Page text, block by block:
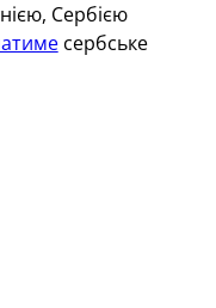
Сербією
сербське